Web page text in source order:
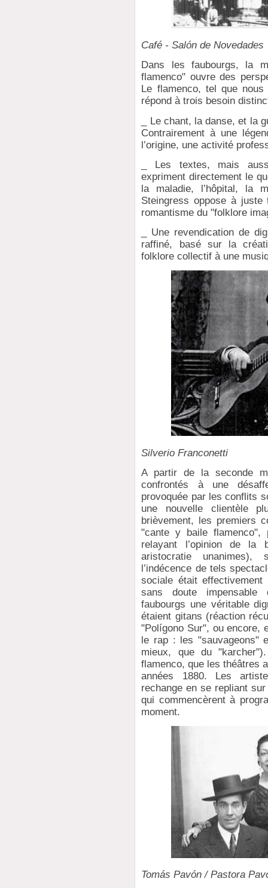
Café - Salón de Novedades
Dans les faubourgs, la
flamenco" ouvre des
Le flamenco, tel que
répond à trois besoin
_ Le chant, la danse, et la
Contrairement à une
l’origine, une activité
_ Les textes, mais
expriment directement le
la maladie, l’hôpital, la
Steingress oppose à
romantisme du "folklore
_ Une revendication de
raffiné, basé sur la
folklore collectif à une
Silverio Franconetti
A partir de la seconde
confrontés à une
provoquée par les conflits
une nouvelle clientèle
brièvement, les premiers
"cante y baile flamenco",
relayant l’opinion de la
aristocratie unanimes),
l’indécence de tels
sociale était
sans doute impensable
faubourgs une véritable
étaient gitans (réaction
"Polígono Sur", ou encore,
le rap : les "sauvageons"
mieux, que du
flamenco, que les théâtres
années 1880. Les
rechange en se repliant
qui commencèrent à
moment.
Tomás Pavón / Pastora